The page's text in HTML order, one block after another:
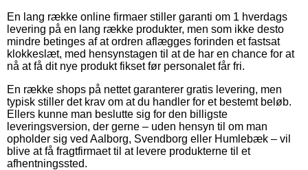
En lang række online firmaer stiller garanti om 1 hverdags
levering på en lang række produkter, men som ikke desto
mindre betinges af at ordren aflægges forinden et fastsat
klokkeslæt, med hensynstagen til at de har en chance for at
nå at få dit nye produkt fikset før personalet får fri.
En række shops på nettet garanterer gratis levering, men
typisk stiller det krav om at du handler for et bestemt beløb.
Ellers kunne man beslutte sig for den billigste
leveringsversion, der gerne – uden hensyn til om man
opholder sig ved Aalborg, Svendborg eller Humlebæk – vil
blive at få fragtfirmaet til at levere produkterne til et
afhentningssted.